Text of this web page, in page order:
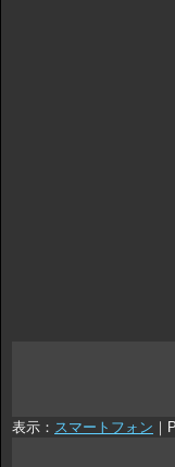
表示： スマートフォン ｜